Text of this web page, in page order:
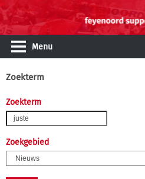
Menu
Zoekterm
Zoekterm
Zoekgebied